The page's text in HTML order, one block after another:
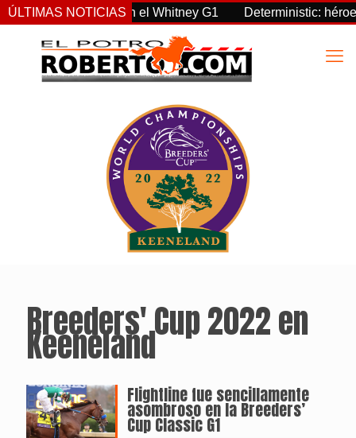
ÚLTIMAS NOTICIAS
supremo en el Whitney G1 Deterministic: héroe del
Breeders' Cup 2022 en
Keeneland
Flightline fue sencillamente
asombroso en la Breeders’
Cup Classic G1